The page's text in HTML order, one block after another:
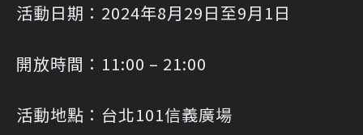
活動日期：2024年8月29日至9月1日
開放時間：11:00 – 21:00
活動地點：台北101信義廣場